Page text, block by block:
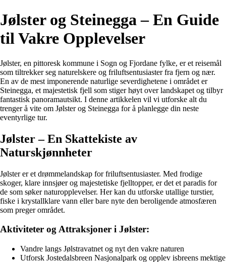
Jølster og Steinegga – En Guide
til Vakre Opplevelser
Jølster, en pittoresk kommune i Sogn og Fjordane fylke, er et reisemål
som tiltrekker seg naturelskere og friluftsentusiaster fra fjern og nær.
En av de mest imponerende naturlige severdighetene i området er
Steinegga, et majestetisk fjell som stiger høyt over landskapet og tilbyr
fantastisk panoramautsikt. I denne artikkelen vil vi utforske alt du
trenger å vite om Jølster og Steinegga for å planlegge din neste
eventyrlige tur.
Jølster – En Skattekiste av
Naturskjønnheter
Jølster er et drømmelandskap for friluftsentusiaster. Med frodige
skoger, klare innsjøer og majestetiske fjelltopper, er det et paradis for
de som søker naturopplevelser. Her kan du utforske utallige turstier,
fiske i krystallklare vann eller bare nyte den beroligende atmosfæren
som preger området.
Aktiviteter og Attraksjoner i Jølster:
Vandre langs Jølstravatnet og nyt den vakre naturen
Utforsk Jostedalsbreen Nasjonalpark og opplev isbreens mektige